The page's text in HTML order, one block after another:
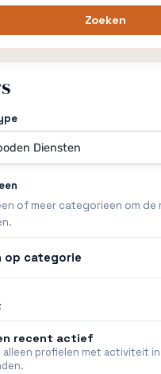
Zoeken
of meer categorieen om
op categorie
recent actief
alleen profielen met activiteit